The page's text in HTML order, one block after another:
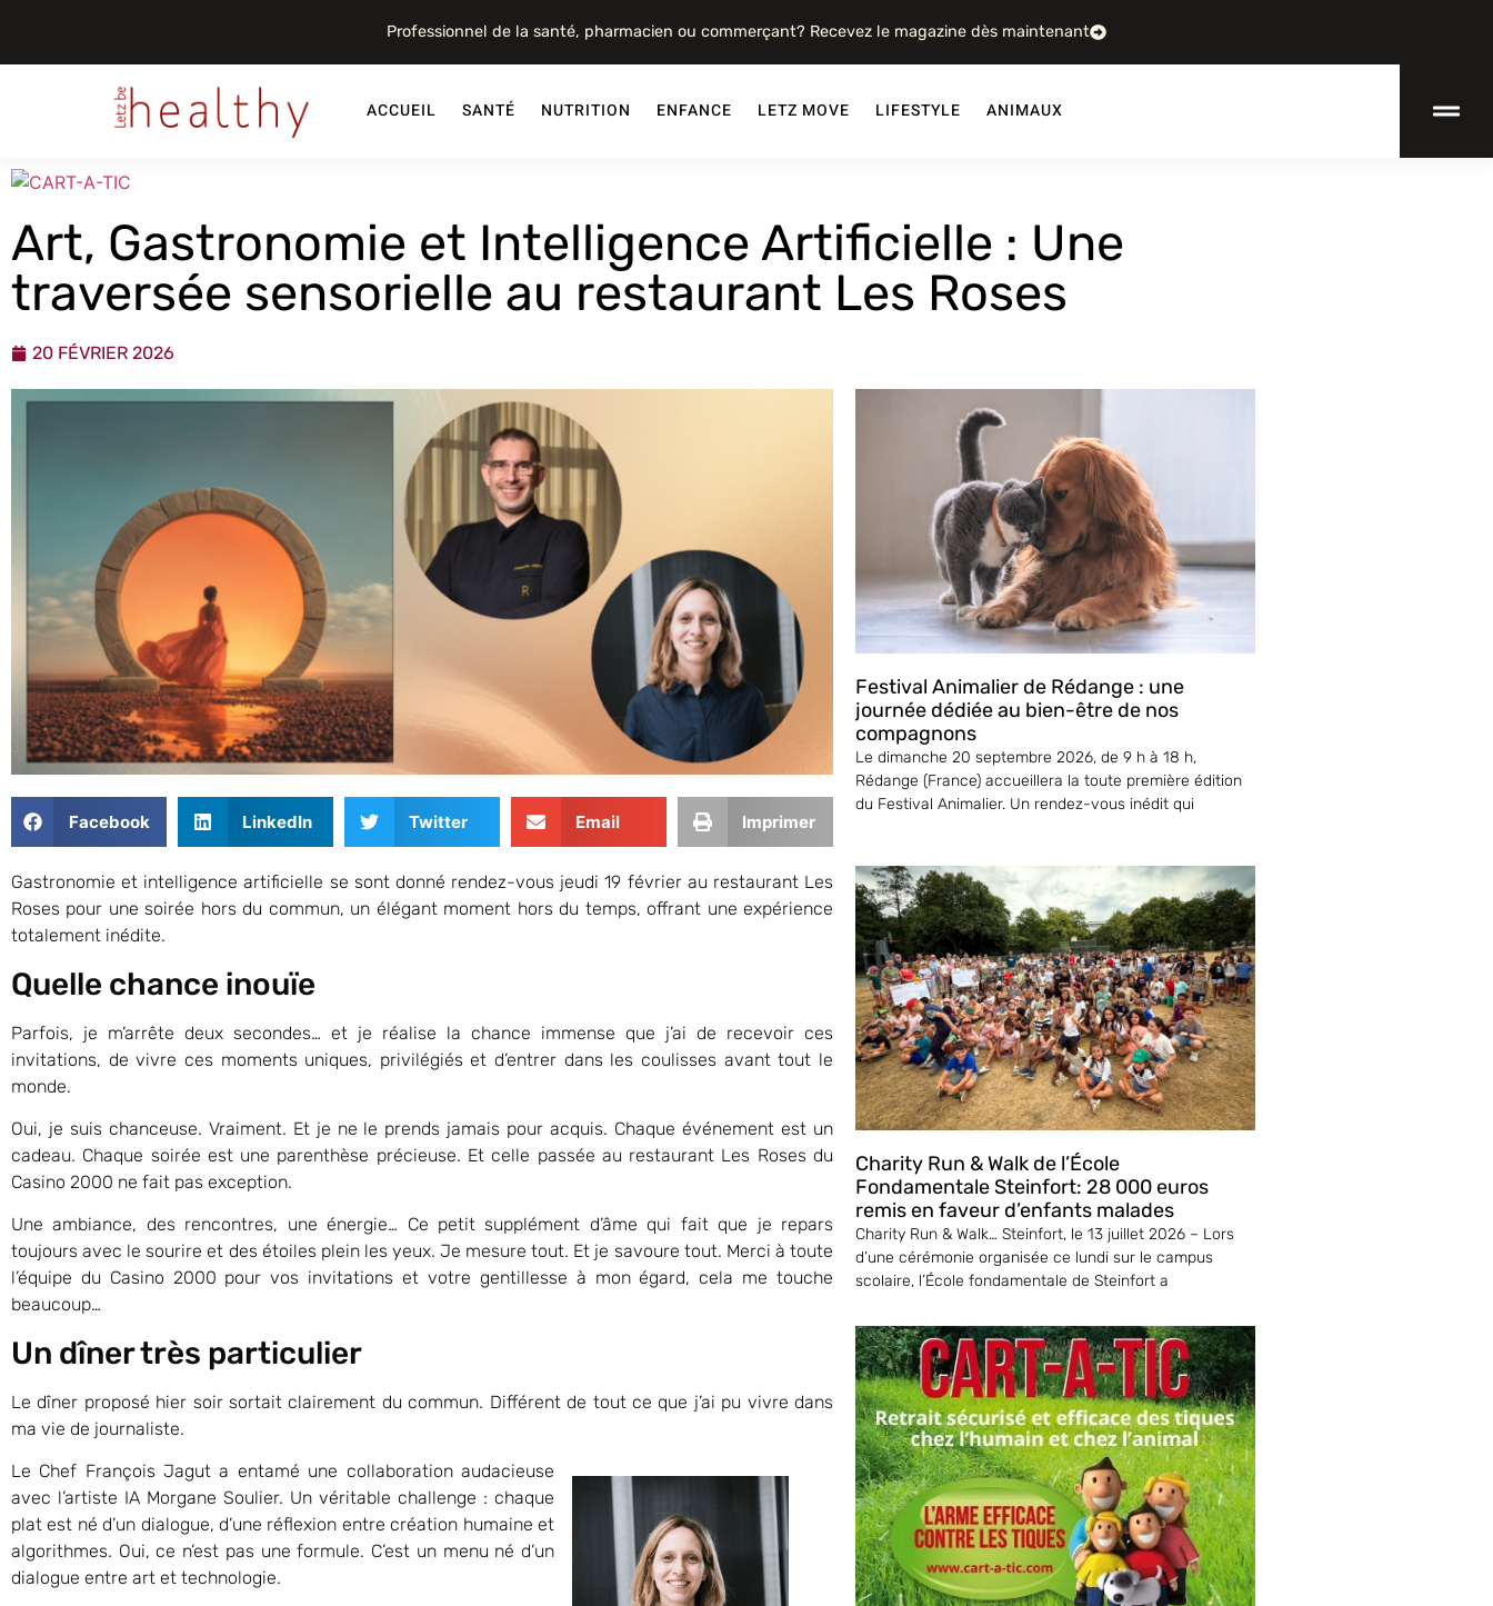
Professionnel de la santé, pharmacien ou commerçant? Recevez le magazine dès maintenant
ACCUEIL SANTÉ NUTRITION ENFANCE LETZ MOVE LIFESTYLE ANIMAUX
Art, Gastronomie et Intelligence Artificielle : Une
traversée sensorielle au restaurant Les Roses
20 FÉVRIER 2026
Facebook LinkedIn Twitter Email Imprimer
Gastronomie et intelligence artificielle se sont donné rendez-vous jeudi 19 février au restaurant Les
Roses pour une soirée hors du commun, un élégant moment hors du temps, offrant une expérience
totalement inédite.
Quelle chance inouïe
Parfois, je m’arrête deux secondes… et je réalise la chance immense que j’ai de recevoir ces
invitations, de vivre ces moments uniques, privilégiés et d’entrer dans les coulisses avant tout le
monde.
Oui, je suis chanceuse. Vraiment. Et je ne le prends jamais pour acquis. Chaque événement est un
cadeau. Chaque soirée est une parenthèse précieuse. Et celle passée au restaurant Les Roses du
Casino 2000 ne fait pas exception.
Une ambiance, des rencontres, une énergie… Ce petit supplément d’âme qui fait que je repars
toujours avec le sourire et des étoiles plein les yeux. Je mesure tout. Et je savoure tout. Merci à toute
l’équipe du Casino 2000 pour vos invitations et votre gentillesse à mon égard, cela me touche
beaucoup…
Un dîner très particulier
Le dîner proposé hier soir sortait clairement du commun. Différent de tout ce que j’ai pu vivre dans
ma vie de journaliste.
Le Chef François Jagut a entamé une collaboration audacieuse
avec l’artiste IA Morgane Soulier. Un véritable challenge : chaque
plat est né d’un dialogue, d’une réflexion entre création humaine et
algorithmes. Oui, ce n’est pas une formule. C’est un menu né d’un
dialogue entre art et technologie.
Festival Animalier de Rédange : une
journée dédiée au bien-être de nos
compagnons
Le dimanche 20 septembre 2026, de 9 h à 18 h,
Rédange (France) accueillera la toute première édition
du Festival Animalier. Un rendez-vous inédit qui
Charity Run & Walk de l’École
Fondamentale Steinfort: 28 000 euros
remis en faveur d’enfants malades
Charity Run & Walk… Steinfort, le 13 juillet 2026 – Lors
d’une cérémonie organisée ce lundi sur le campus
scolaire, l’École fondamentale de Steinfort a